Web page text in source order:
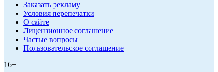
Заказать рекламу
Условия перепечатки
О сайте
Лицензионное соглашение
Частые вопросы
Пользовательское соглашение
16+